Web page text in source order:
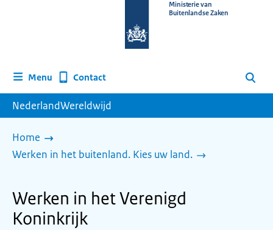
homepage
Ministerie van
Buitenlandse Zaken
Menu Contact Zoeken
NederlandWereldwijd
Home
Werken in het buitenland. Kies uw land.
Werken in het Verenigd
Koninkrijk